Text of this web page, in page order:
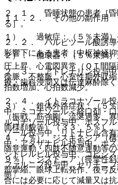
２．１． 昏睡状態の患者［
る］。
２．２． バルビツール酸誘
影響下にある患者［中枢神経
２．３． アドレナリン投与中
療・歯科浸潤又は伝達麻酔除
２．４． イトラコナゾール
中、ミコナゾール＜経口剤・
ルコナゾール投与中、ホスフ
ゾール投与中、リトナビル含
中、アタザナビル投与中、ホ
シトレルビル投与中、コビシ
ファルニブ投与中、セリチニ
照〕。
１１．２． その他の副作用
１）． 過敏症：（５％未満
２）． 循環器：（５％未満）
圧上昇、心電図異常（ＱＴ間
徐脈、不整脈、心室性期外収
拍数増加、心拍数減少。
３）． 錐体外路症状：（５
（振戦、筋強剛、流涎過多、
面様顔貌等）（３３．５％）
４．７％）、ジスキネジア（
随意運動・四肢不随意運動等
９％）、ジストニア（痙攣性
部攣縮、眼球上転発作、後弓
合には必要に応じて減量又は